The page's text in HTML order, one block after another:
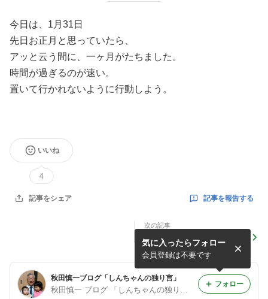
今日は、1月31日
先日お正月と思っていたら、
アッと云う間に、一ヶ月がたちました。
時間が過ぎるのが速い。
置いて行かれないように行動しよう。
いいね
4
記事をシェア 記事を報告する
次の記事
第1236回 正月三が日
秋田慎一ブログ「しんちゃんの独り言」
気に入ったらフォロー
会員登録は不要です
フォロー